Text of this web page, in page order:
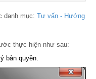
danh mục: Tư vấn - Hướng
thực hiện như sau:
bản quyền.